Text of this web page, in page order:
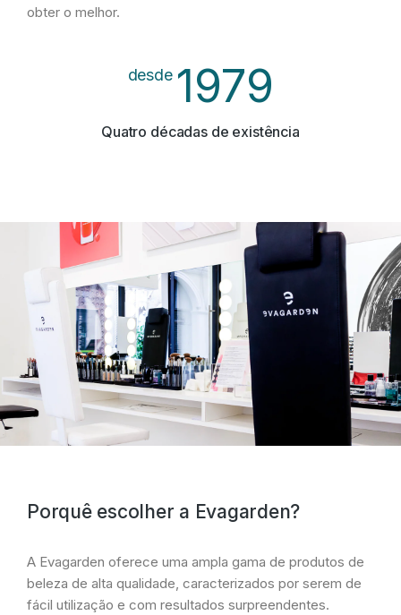
obter o melhor.
desde 1979
Quatro décadas de existência
Porquê escolher a Evagarden?
A Evagarden oferece uma ampla gama de produtos de
beleza de alta qualidade, caracterizados por serem de
fácil utilização e com resultados surpreendentes.